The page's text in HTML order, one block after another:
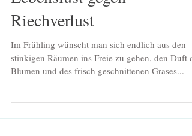
Lebenslust gegen
Riechverlust
Im Frühling wünscht man sich endlich aus den